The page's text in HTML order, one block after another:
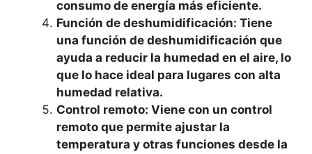
consumo de energía más eficiente.
Función de deshumidificación: Tiene
una función de deshumidificación que
ayuda a reducir la humedad en el aire, lo
que lo hace ideal para lugares con alta
humedad relativa.
Control remoto: Viene con un control
remoto que permite ajustar la
temperatura y otras funciones desde la